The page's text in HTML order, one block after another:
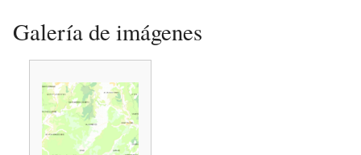
Galería de imágenes